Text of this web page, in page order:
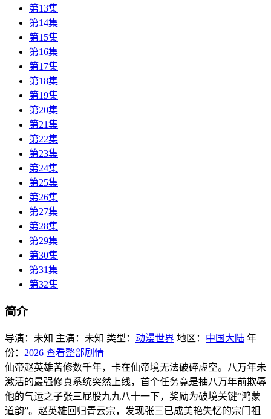
第13集
第14集
第15集
第16集
第17集
第18集
第19集
第20集
第21集
第22集
第23集
第24集
第25集
第26集
第27集
第28集
第29集
第30集
第31集
第32集
简介
导演： 未知 主演： 未知 类型： 动漫世界 地区： 中国大陆 年
份： 2026 查看整部剧情
仙帝赵英雄苦修数千年，卡在仙帝境无法破碎虚空。八万年未
激活的最强修真系统突然上线，首个任务竟是抽八万年前欺辱
他的气运之子张三屁股九九八十一下，奖励为破境关键“鸿蒙
道韵”。赵英雄回归青云宗，发现张三已成美艳失忆的宗门祖